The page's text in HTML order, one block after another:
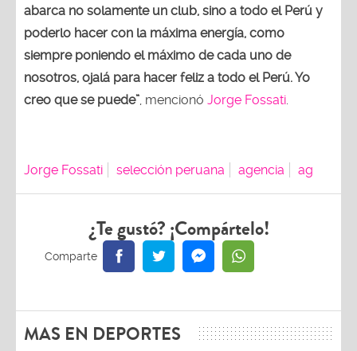
abarca no solamente un club, sino a todo el Perú y
poderlo hacer con la máxima energía, como
siempre poniendo el máximo de cada uno de
nosotros, ojalá para hacer feliz a todo el Perú. Yo
creo que se puede” , mencionó Jorge Fossati
Jorge Fossati selección peruana agencia ag
¿Te gustó? ¡Compártelo!
MAS EN DEPORTES